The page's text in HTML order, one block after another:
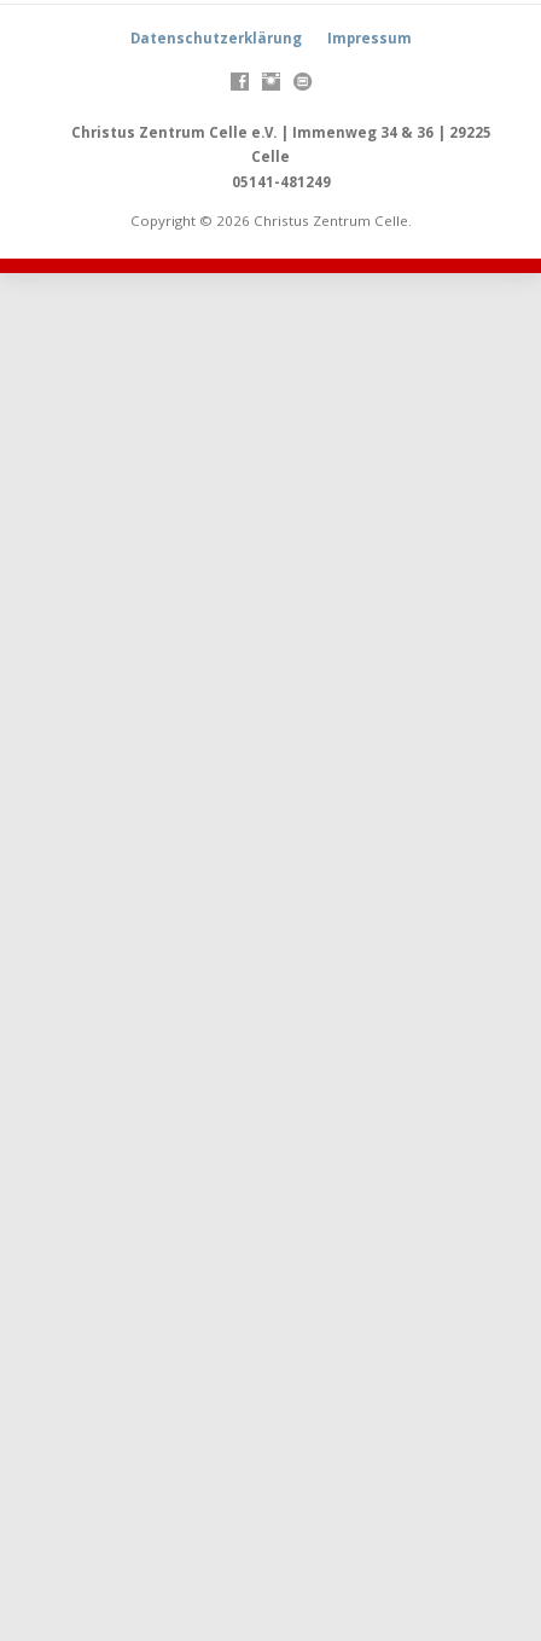
Datenschutzerklärung Impressum
Christus Zentrum Celle e.V. | Immenweg 34 & 36 | 29225
Celle
05141-481249
Copyright © 2026 Christus Zentrum Celle.